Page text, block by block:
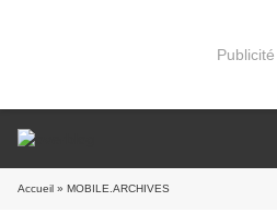
Publicité
Accueil » MOBILE.ARCHIVES